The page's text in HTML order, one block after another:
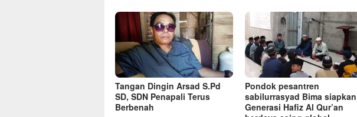
Tangan Dingin Arsad S.Pd
SD, SDN Penapali Terus
Berbenah
Pondok pesantren
sabilurrasyad Bima siapkan
Generasi Hafiz Al Qur’an